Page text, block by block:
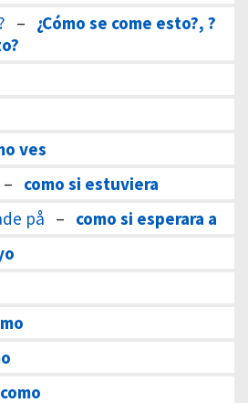
– ¿Cómo se come esto?, ?
ves
– como si estuviera
på – como si esperara a
como